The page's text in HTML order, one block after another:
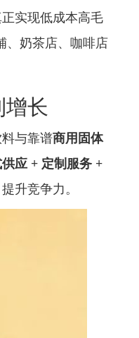
实现低成本高毛
、奶茶店、咖啡店
增长
与靠谱商用固体
应 + 定制服务 +
升竞争力。